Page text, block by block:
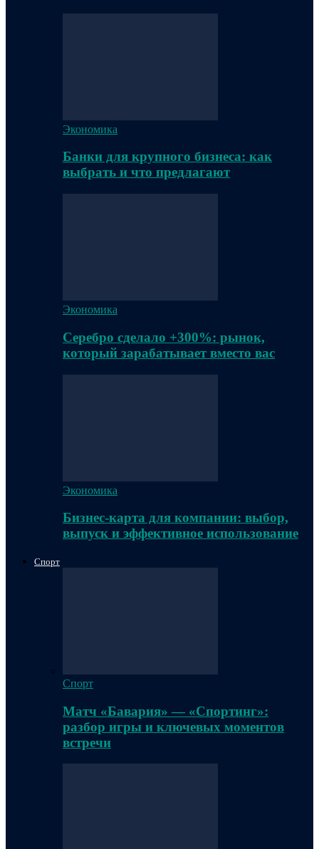
Экономика
Банки для крупного бизнеса: как
выбрать и что предлагают
Экономика
Серебро сделало +300%: рынок,
который зарабатывает вместо вас
Экономика
Бизнес-карта для компании: выбор,
выпуск и эффективное использование
Спорт
Спорт
Матч «Бавария» — «Спортинг»:
разбор игры и ключевых моментов
встречи